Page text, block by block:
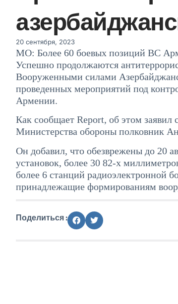
20 сентября, 2023
МО: Более 60 боевых позиций ВС
Успешно продолжаются
Вооруженными силами
проведенных мероприятий под
Армении.
Как сообщает Report, об этом заявил
Министерства обороны полковник
Он добавил, что обезврежены до 20
установок, более 30 82-х
более 6 станций радиоэлектронной
принадлежащие формированиям
Поделиться :